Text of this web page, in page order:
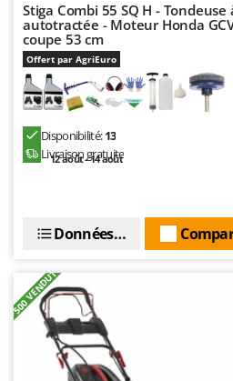
Michelin
Mille
Minox
Mockmill
More than chef
MOSA
MTD
N
New O.M.R.A.
Nilfisk
Ninja
Novatec
Stiga Combi 55 SQ H -
autotractée - Moteur Honda
coupe 53 cm
Offert par AgriEuro
Disponibilité:13
Livraison gratuite
12 août - 14 août
Données techniques
+500 VENDUTI